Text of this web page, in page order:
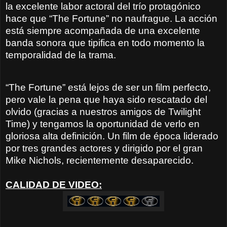
la excelente labor actoral del trío protagónico
hace que “The Fortune” no naufrague. La acción
está siempre acompañada de una excelente
banda sonora que tipifica en todo momento la
temporalidad de la trama.
“The Fortune” está lejos de ser un film perfecto,
pero vale la pena que haya sido rescatado del
olvido (gracias a nuestros amigos de Twilight
Time) y tengamos la oportunidad de verlo en
gloriosa alta definición. Un film de época liderado
por tres grandes actores y dirigido por el gran
Mike Nichols, recientemente desaparecido.
CALIDAD DE VIDEO: